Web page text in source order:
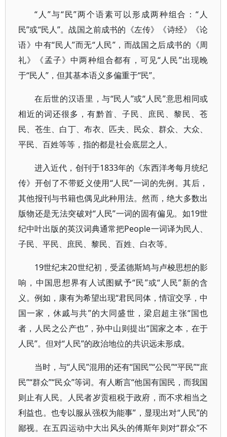
“人”与“民”两个语素可以形成两种组合：“人
民”或“民人”。战国之前成书的《左传》《诗经》《论
语》中有“民人”而无“人民”，而战国之后成书的《周
礼》《孟子》中两种组合都有，可见“人民”出现晚
于“民人”，但其基本语义多偏重于“民”。
在后世的汉语里，与“民人”或“人民”意思相同或
相近的词还很多，有黔首、子民、庶民、黎民、苍
民、苍生、白丁、布衣、匹夫、民众、群众、大众、
平民、百姓等等，指的都是社会底层之人。
进入近代，创刊于1833年的《东西洋考每月统纪
传》开创了不带贬义使用“人民”一词的先例。其后，
其他报刊与书籍也偶见此种用法。然而，绝大多数出
版物还是无法突破对“人民”一词的固有偏见。如19世
纪中叶出版的英汉词典通常把People一词译为民人、
子民、平民、庶民、黎民、百姓、白衣等。
19世纪末20世纪初，受孟德斯鸠与卢梭思想的影
响，中国思想界有人试图赋予“民”或“人民”新的含
义。例如，康有为希望出现“君民同体，情谊交孚，中
国一家，休戚与共”的大同盛世，梁启超主张“国也
者，人民之公产也”，孙中山则提出“国家之本，在于
人民”。但对“人民”的政治地位的共识远未形成。
当时，与“人民”混用的还有“国民”“公民”“平民”“庶
民”“群众”“民众”等词。有人断言“他国有国民，而我国
则止有人民。人民者岁贡租税于政府，而不求相当之
利益也。也专以服从强权为能事”，显现出对“人民”的
鄙视。在五四运动中大出风头的傅斯年则对“群众”不